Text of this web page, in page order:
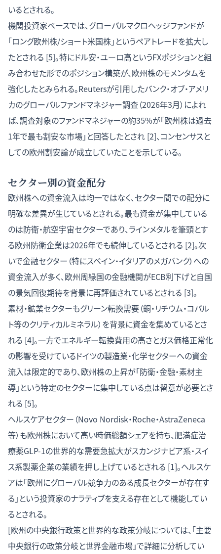
いるとされる。
機関投資家ベースでは、グローバルマクロヘッジファンドが
「ロング欧州株/ショート米国株」というペアトレードを拡大し
たとされる [5]。特にドル安・ユーロ高というFXポジションと組
み合わせた形でのポジション構築が、欧州株のモメンタムを
強化したとみられる。Reutersが引用したバンク・オブ・アメリ
カのグローバルファンドマネジャー調査（2026年3月）によれ
ば、調査対象のファンドマネジャーの約35%が「欧州株は過去
1年で最も割安な市場」と回答したとされ [2]、コンセンサスと
しての欧州割安論が成立していたことを示している。
セクター別の資金配分
欧州株への資金流入は均一ではなく、セクター間での配分に
明確な差異が生じているとされる。最も資金が集中している
のは防衛・航空宇宙セクターであり、ラインメタルを筆頭とす
る欧州防衛企業は2026年でも続伸しているとされる [2]。次
いで金融セクター（特にスペイン・イタリアのメガバンク）への
資金流入が多く、欧州周縁国の金融機関がECB利下げと自国
の景気回復期待を背景に再評価されているとされる [3]。
素材・鉱業セクターもグリーン転換需要（銅・リチウム・コバル
ト等のクリティカルミネラル）を背景に資金を集めているとさ
れる [4]。一方でエネルギー転換費用の高さとガス価格正常化
の影響を受けているドイツの製造業・化学セクターへの資金
流入は限定的であり、欧州株の上昇が「防衛・金融・素材主
導」という特定のセクターに集中している点は留意が必要とさ
れる [5]。
ヘルスケアセクター（Novo Nordisk・Roche・AstraZeneca
等）も欧州株において高い時価総額シェアを持ち、肥満症治
療薬GLP-1の世界的な需要急拡大がスカンジナビア系・スイ
ス系製薬企業の業績を押し上げているとされる [1]。ヘルスケ
アは「欧州にグローバル競争力のある成長セクターが存在す
る」という投資家のナラティブを支える存在として機能してい
るとされる。
[欧州の中央銀行政策と世界的な政策分岐については、「主要
中央銀行の政策分岐と世界金融市場」で詳細に分析してい